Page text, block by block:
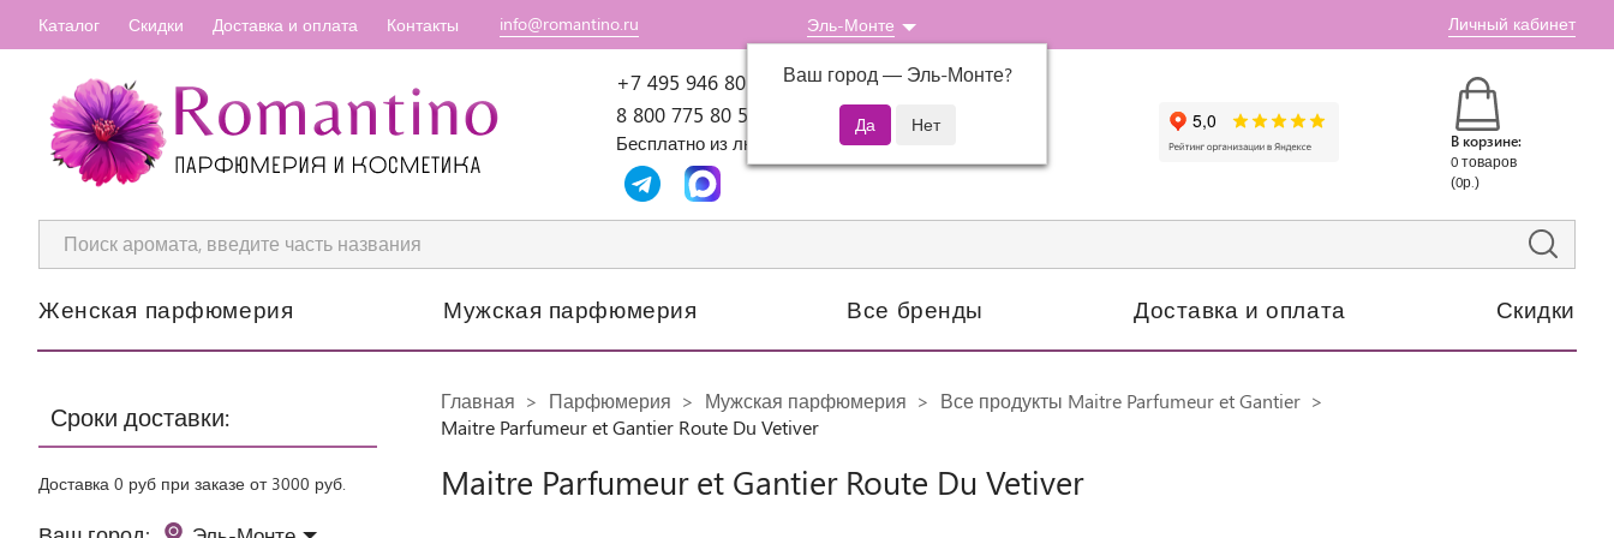
Каталог Скидки Доставка и оплата Контакты info@romantino.ru Эль-Монте
Ваш город — Эль-Монте?
Личный кабинет
+7 495 946 80 07 Пн-Пт: 10:00-18:00
8 800 775 80 51
Бесплатно из любого региона России
В корзине:
0 товаров
(0р.)
Женская парфюмерия Мужская парфюмерия Все бренды Доставка и оплата Скидки
Сроки доставки:
Доставка 0 руб при заказе от 3000 руб.
Главная Парфюмерия Мужская парфюмерия
Все продукты Maitre Parfumeur et Gantier
Maitre Parfumeur et Gantier Route Du Vetiver
Maitre Parfumeur et Gantier Route Du Vetiver